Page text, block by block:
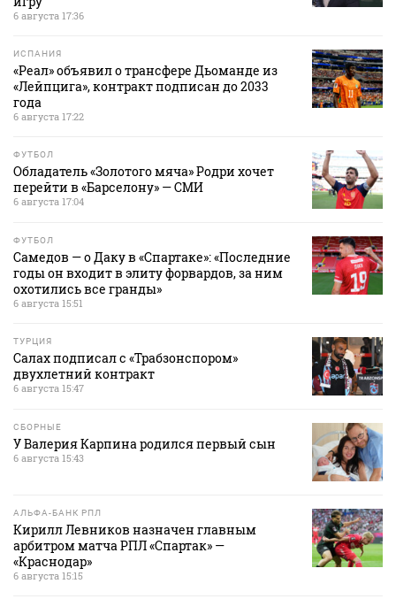
6 августа 17:36
ИСПАНИЯ
«Реал» объявил о трансфере Дьоманде из
«Лейпцига», контракт подписан до 2033
года
6 августа 17:22
ФУТБОЛ
Обладатель «Золотого мяча» Родри хочет
перейти в «Барселону» — СМИ
6 августа 17:04
ФУТБОЛ
Самедов — о Даку в «Спартаке»: «Последние
годы он входит в элиту форвардов, за ним
охотились все гранды»
6 августа 15:51
ТУРЦИЯ
Салах подписал с «Трабзонспором»
двухлетний контракт
6 августа 15:47
СБОРНЫЕ
У Валерия Карпина родился первый сын
6 августа 15:43
АЛЬФА-БАНК РПЛ
Кирилл Левников назначен главным
арбитром матча РПЛ «Спартак» —
«Краснодар»
6 августа 15:15